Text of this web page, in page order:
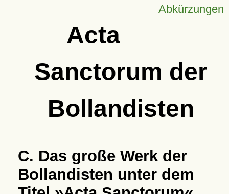
Abkürzungen
Acta
Sanctorum der
Bollandisten
C. Das große Werk der
Bollandisten unter dem